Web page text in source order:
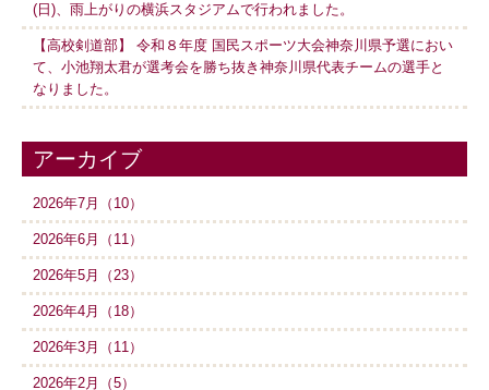
(日)、雨上がりの横浜スタジアムで行われました。
【高校剣道部】 令和８年度 国民スポーツ大会神奈川県予選におい
て、小池翔太君が選考会を勝ち抜き神奈川県代表チームの選手と
なりました。
アーカイブ
2026年7月（10）
2026年6月（11）
2026年5月（23）
2026年4月（18）
2026年3月（11）
2026年2月（5）